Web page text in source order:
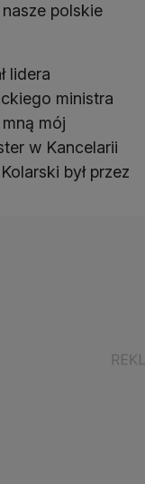
polskie
lidera
ministra
mój
w Kancelarii
był przez